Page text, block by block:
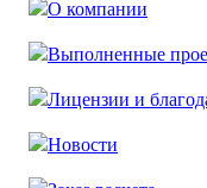
О компании
Выполненные
Лицензии и
Новости